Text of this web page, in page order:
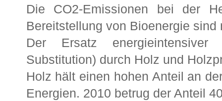
Die CO2-Emissionen bei der
Bereitstellung von Bioenergie
Der Ersatz
Substitution) durch Holz und
Holz hält einen hohen Anteil an
Energien. 2010 betrug der Anteil